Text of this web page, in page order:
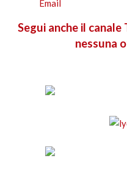
Segui anche il
nessuna